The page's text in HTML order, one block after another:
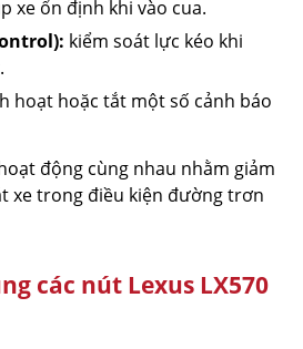
xe ổn định khi vào cua.
kiểm soát lực kéo khi
hoạt hoặc tắt một số cảnh báo
động cùng nhau nhằm giảm
xe trong điều kiện đường trơn
các nút Lexus LX570